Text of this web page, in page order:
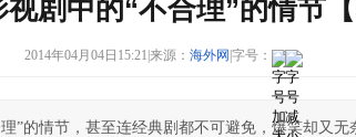
剧中的“不合理”的情节【
2014年04月04日15:21 来源： 海外网 字号：
”的情节，甚至连经典剧都不可避免，爆笑却又